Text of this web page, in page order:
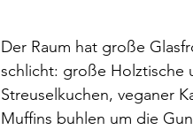
Der Raum hat große
schlicht: große Holztische
Streuselkuchen, veganer
Muffins buhlen um die